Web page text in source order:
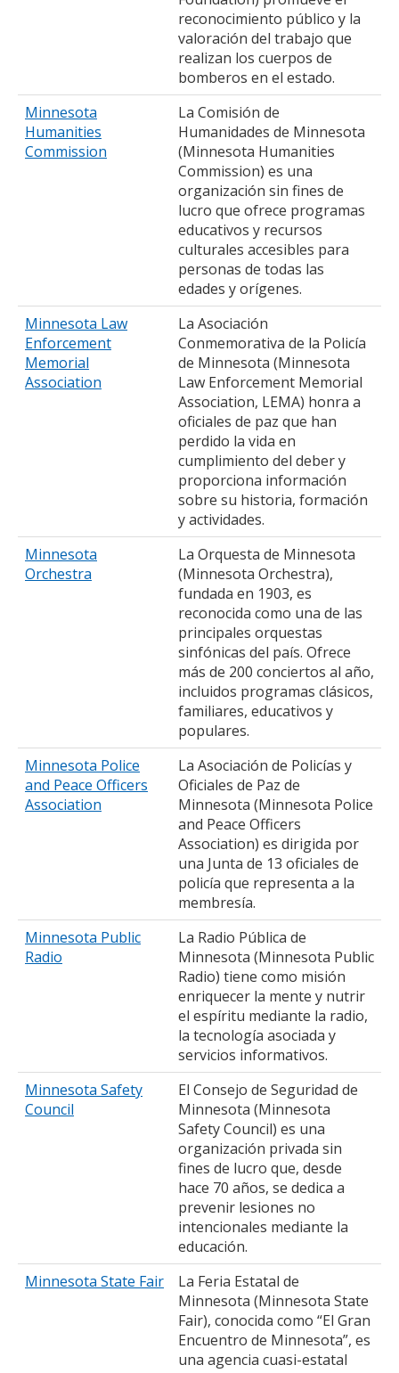
reconocimiento público y la
valoración del trabajo que
realizan los cuerpos de
bomberos en el estado.
Minnesota
Humanities
Commission
La Comisión de
Humanidades de Minnesota
(Minnesota Humanities
Commission) es una
organización sin fines de
lucro que ofrece programas
educativos y recursos
culturales accesibles para
personas de todas las
edades y orígenes.
Minnesota Law
Enforcement
Memorial
Association
La Asociación
Conmemorativa de la Policía
de Minnesota (Minnesota
Law Enforcement Memorial
Association, LEMA) honra a
oficiales de paz que han
perdido la vida en
cumplimiento del deber y
proporciona información
sobre su historia, formación
y actividades.
Minnesota
Orchestra
La Orquesta de Minnesota
(Minnesota Orchestra),
fundada en 1903, es
reconocida como una de las
principales orquestas
sinfónicas del país. Ofrece
más de 200 conciertos al año,
incluidos programas clásicos,
familiares, educativos y
populares.
Minnesota Police
and Peace Officers
Association
La Asociación de Policías y
Oficiales de Paz de
Minnesota (Minnesota Police
and Peace Officers
Association) es dirigida por
una Junta de 13 oficiales de
policía que representa a la
membresía.
Minnesota Public
Radio
La Radio Pública de
Minnesota (Minnesota Public
Radio) tiene como misión
enriquecer la mente y nutrir
el espíritu mediante la radio,
la tecnología asociada y
servicios informativos.
Minnesota Safety
Council
El Consejo de Seguridad de
Minnesota (Minnesota
Safety Council) es una
organización privada sin
fines de lucro que, desde
hace 70 años, se dedica a
prevenir lesiones no
intencionales mediante la
educación.
Minnesota State Fair
La Feria Estatal de
Minnesota (Minnesota State
Fair), conocida como “El Gran
Encuentro de Minnesota”, es
una agencia cuasi-estatal